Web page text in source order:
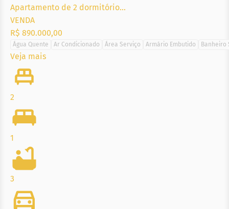
Apartamento de 2 dormitório...
VENDA
R$ 890.000,00
Água Quente Ar Condicionado Área Serviço Armário Embutido Banheiro
Veja mais
2
1
3